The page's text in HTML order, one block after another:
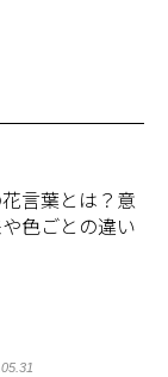
言葉とは？意
色ごとの違い